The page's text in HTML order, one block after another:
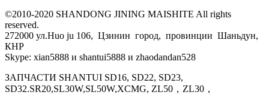
©2010-2020 SHANDONG JINING MAISHITE All rights
reserved.
272000 ул.Huo ju 106, Цзинин город, провинции Шаньдун,
КНР
Skype: xian5888 и shantui5888 и zhaodandan528
ЗАПЧАСТИ SHANTUI SD16, SD22, SD23,
SD32.SR20,SL30W,SL50W,XCMG, ZL50，ZL30，